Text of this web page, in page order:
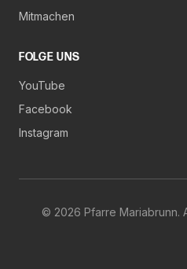
Mitmachen
FOLGE UNS
YouTube
Facebook
Instagram
© 2026 Pfarre Mariabrunn.